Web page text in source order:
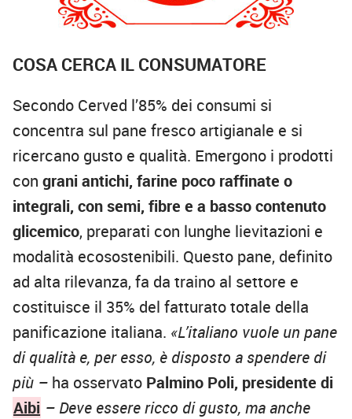
COSA CERCA IL CONSUMATORE
Secondo Cerved l’85% dei consumi si
concentra sul pane fresco artigianale e si
ricercano gusto e qualità. Emergono i prodotti
con grani antichi, farine poco raffinate o
integrali, con semi, fibre e a basso contenuto
glicemico, preparati con lunghe lievitazioni e
modalità ecosostenibili. Questo pane, definito
ad alta rilevanza, fa da traino al settore e
costituisce il 35% del fatturato totale della
panificazione italiana. «L’italiano vuole un pane
di qualità e, per esso, è disposto a spendere di
più – ha osservato Palmino Poli, presidente di
Aibi – Deve essere ricco di gusto, ma anche